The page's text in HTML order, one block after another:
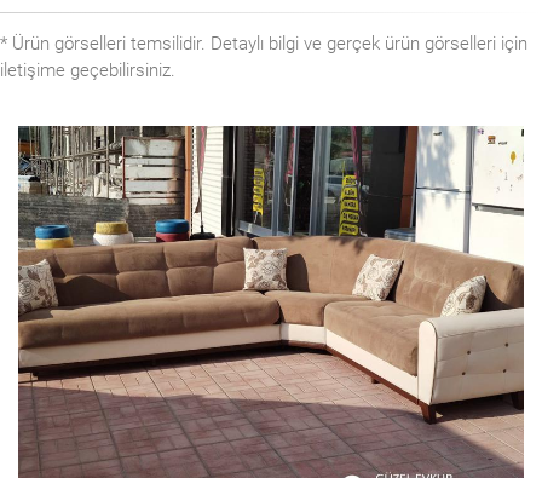
* Ürün görselleri temsilidir. Detaylı bilgi ve gerçek ürün görselleri için
iletişime geçebilirsiniz.